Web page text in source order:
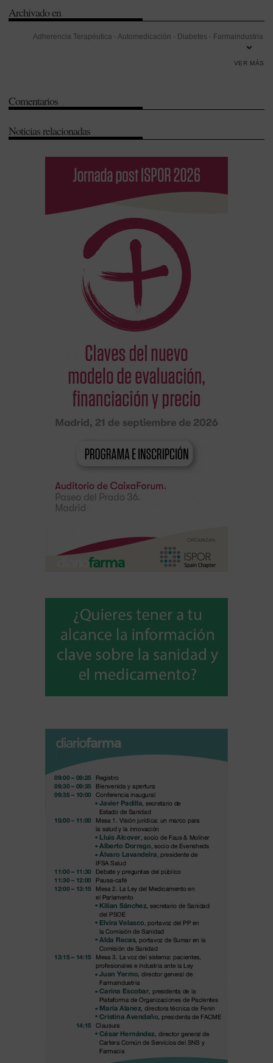
Archivado en
Adherencia Terapéutica - Automedicación - Diabetes - Farmaindustria
VER MÁS
Comentarios
Noticias relacionadas